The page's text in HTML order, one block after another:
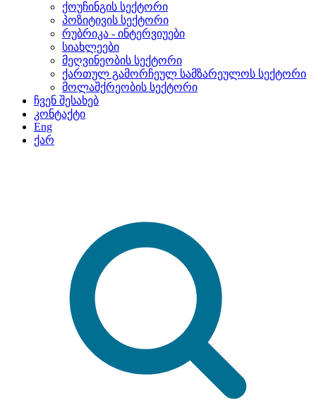
ქოუჩინგის სექტორი
პოზიტივის სექტორი
რუბრიკა - ინტერვიუები
სიახლეები
მეღვინეობის სექტორი
ქართულ გამორჩეულ სამზარეულოს სექტორი
მოლაშქრეობის სექტორი
ჩვენ შესახებ
კონტაქტი
Eng
ქარ